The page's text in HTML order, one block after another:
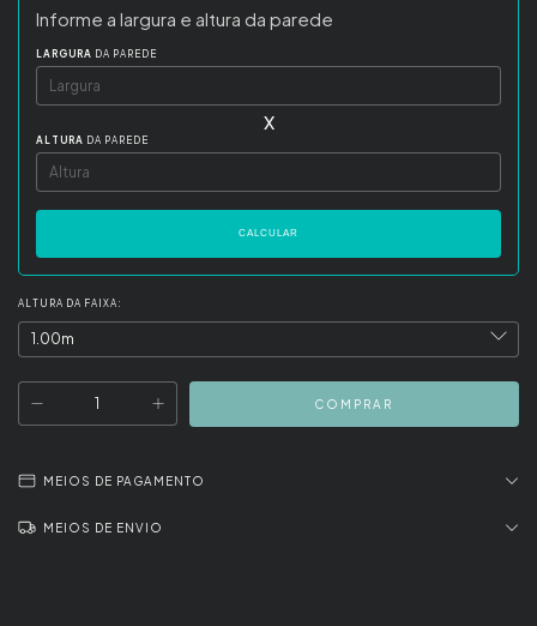
Informe a largura e altura da parede
LARGURA DA PAREDE
x
ALTURA DA PAREDE
CALCULAR
ALTURA DA FAIXA:
MEIOS DE PAGAMENTO
MEIOS DE ENVIO